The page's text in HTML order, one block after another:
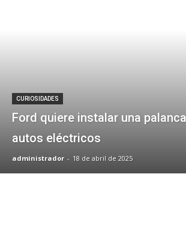
CURIOSIDADES
Ford quiere instalar una
autos eléctricos
administrador - 18 de abril de 2025